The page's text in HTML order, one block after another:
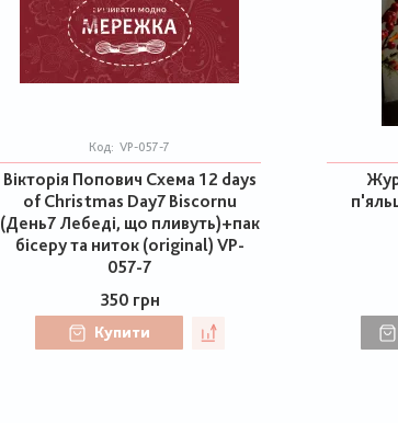
Код: VP-057-7
Вікторія Попович Схема 12 days
of Christmas Day7 Biscornu
(День7 Лебеді, що пливуть)+пак
бісеру та ниток (original) VP-
057-7
350 грн
Купити